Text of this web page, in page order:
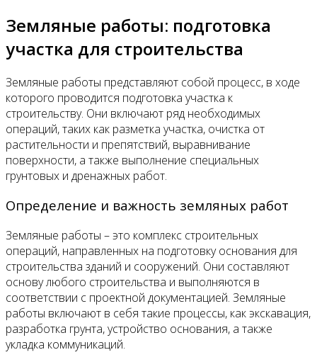
Земляные работы: подготовка
участка для строительства
Земляные работы представляют собой процесс, в ходе
которого проводится подготовка участка к
строительству. Они включают ряд необходимых
операций, таких как разметка участка, очистка от
растительности и препятствий, выравнивание
поверхности, а также выполнение специальных
грунтовых и дренажных работ.
Определение и важность земляных работ
Земляные работы – это комплекс строительных
операций, направленных на подготовку основания для
строительства зданий и сооружений. Они составляют
основу любого строительства и выполняются в
соответствии с проектной документацией. Земляные
работы включают в себя такие процессы, как экскавация,
разработка грунта, устройство основания, а также
укладка коммуникаций.